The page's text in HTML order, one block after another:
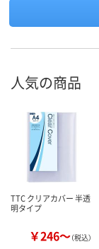
人気の商品
TTC クリアカバー 半透
明タイプ
￥246～（税込）